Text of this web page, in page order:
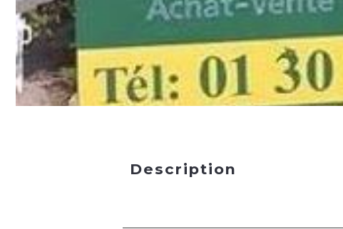
Description